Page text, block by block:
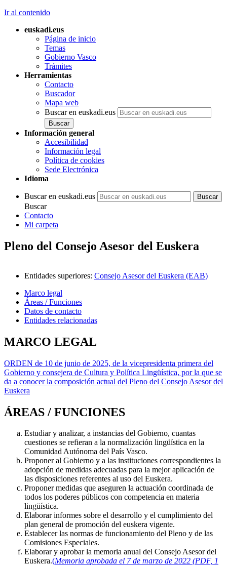
Ir al contenido
euskadi.eus
Página de inicio
Temas
Gobierno Vasco
Trámites
Herramientas
Contacto
Buscador
Mapa web
Buscar en euskadi.eus
Información general
Accesibilidad
Información legal
Política de cookies
Sede Electrónica
Idioma
Buscar en euskadi.eus
Buscar
Contacto
Mi carpeta
Pleno del Consejo Asesor del Euskera
Entidades superiores: Consejo Asesor del Euskera (EAB)
Marco legal
Áreas / Funciones
Datos de contacto
Entidades relacionadas
MARCO LEGAL
ORDEN de 10 de junio de 2025, de la vicepresidenta primera del
Gobierno y consejera de Cultura y Política Lingüística, por la que se
da a conocer la composición actual del Pleno del Consejo Asesor del
Euskera
ÁREAS / FUNCIONES
Estudiar y analizar, a instancias del Gobierno, cuantas
cuestiones se refieran a la normalización lingüística en la
Comunidad Autónoma del País Vasco.
Proponer al Gobierno y a las instituciones correspondientes la
adopción de medidas adecuadas para la mejor aplicación de
las disposiciones referentes al uso del Euskera.
Proponer medidas que aseguren la actuación coordinada de
todos los poderes públicos con competencia en materia
lingüística.
Elaborar informes sobre el desarrollo y el cumplimiento del
plan general de promoción del euskera vigente.
Establecer las normas de funcionamiento del Pleno y de las
Comisiones Especiales.
Elaborar y aprobar la memoria anual del Consejo Asesor del
Euskera.(Memoria aprobada el 7 de marzo de 2022 (PDF, 1